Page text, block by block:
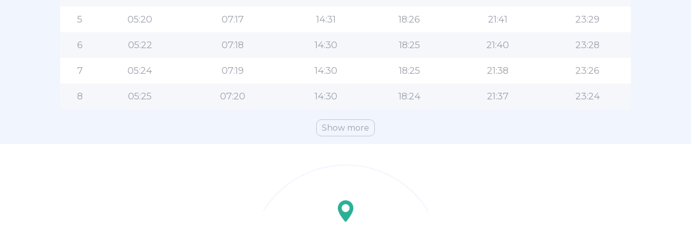
5 05:20 07:17 14:31 18:26 21:41 23:29
6 05:22 07:18 14:30 18:25 21:40 23:28
7 05:24 07:19 14:30 18:25 21:38 23:26
8 05:25 07:20 14:30 18:24 21:37 23:24
Show more